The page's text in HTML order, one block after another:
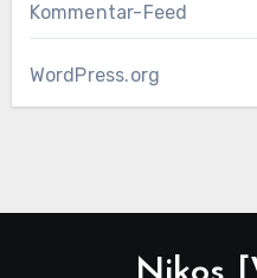
Kommentar-Feed
WordPress.org